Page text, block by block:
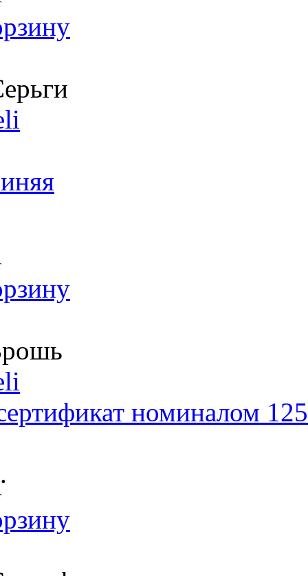
номиналом